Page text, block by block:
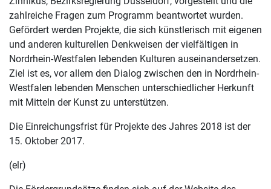
zahlreiche Fragen zum Programm beantwortet wurden.
Gefördert werden Projekte, die sich künstlerisch mit eigenen
und anderen kulturellen Denkweisen der vielfältigen in
Nordrhein-Westfalen lebenden Kulturen auseinandersetzen.
Ziel ist es, vor allem den Dialog zwischen den in Nordrhein-
Westfalen lebenden Menschen unterschiedlicher Herkunft
mit Mitteln der Kunst zu unterstützen.
Die Einreichungsfrist für Projekte des Jahres 2018 ist der
15. Oktober 2017.
(elr)